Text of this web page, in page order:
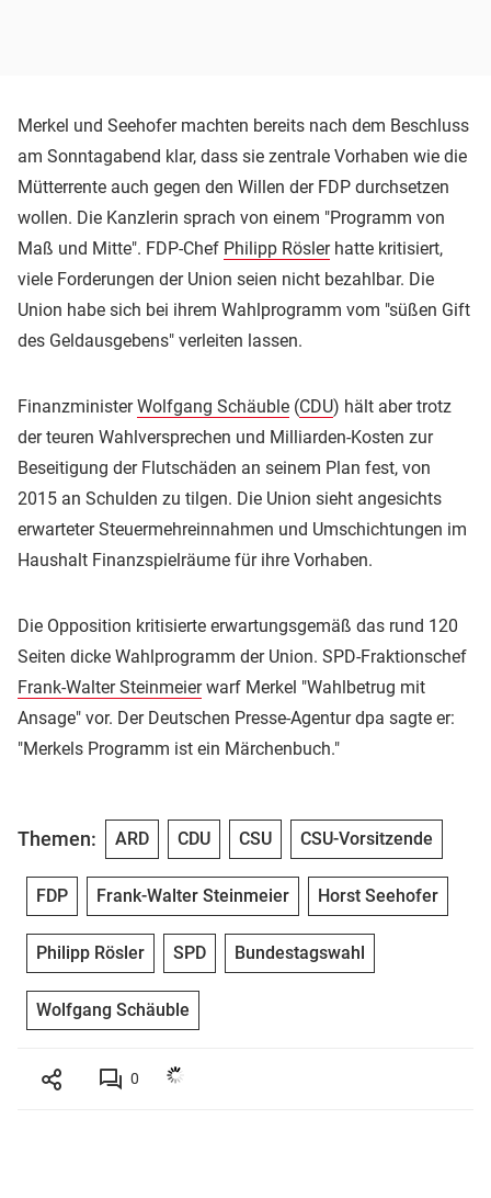
Merkel und Seehofer machten bereits nach dem Beschluss
am Sonntagabend klar, dass sie zentrale Vorhaben wie die
Mütterrente auch gegen den Willen der FDP durchsetzen
wollen. Die Kanzlerin sprach von einem "Programm von
Maß und Mitte". FDP-Chef Philipp Röslerhatte kritisiert,
viele Forderungen der Union seien nicht bezahlbar. Die
Union habe sich bei ihrem Wahlprogramm vom "süßen Gift
des Geldausgebens" verleiten lassen.
FinanzministerWolfgang Schäuble (CDU) hält aber trotz
der teuren Wahlversprechen und Milliarden-Kosten zur
Beseitigung der Flutschäden an seinem Plan fest, von
2015 an Schulden zu tilgen. Die Union sieht angesichts
erwarteter Steuermehreinnahmen und Umschichtungen im
Haushalt Finanzspielräume für ihre Vorhaben.
Die Opposition kritisierte erwartungsgemäß das rund 120
Seiten dicke Wahlprogramm der Union. SPD-Fraktionschef
Frank-Walter Steinmeierwarf Merkel "Wahlbetrug mit
Ansage" vor. Der Deutschen Presse-Agentur dpa sagte er:
"Merkels Programm ist ein Märchenbuch."
Themen: ARD CDU CSU CSU-Vorsitzende
FDP Frank-Walter Steinmeier Horst Seehofer
Philipp Rösler SPD Bundestagswahl
Wolfgang Schäuble
0